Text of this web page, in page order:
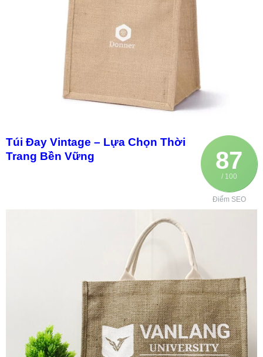
87
/ 100
Điểm SEO
Túi Đay Vintage – Lựa Chọn Thời
Trang Bền Vững